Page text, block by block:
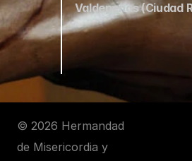
Valdepeñas (Ciudad
© 2026 Hermandad
de Misericordia y